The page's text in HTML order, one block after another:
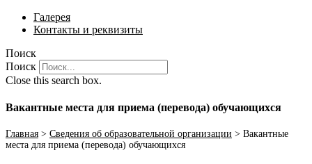
Галерея
Контакты и реквизиты
Поиск
Поиск
Close this search box.
Вакантные места для приема (перевода) обучающихся
Главная > Сведения об образовательной организации > Вакантные
места для приема (перевода) обучающихся